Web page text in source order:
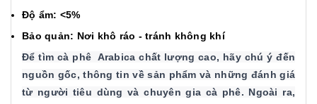
Độ ẩm: <5%
Bảo quản: Nơi khô ráo - tránh không khí
Để tìm cà phê Arabica chất lượng cao, hãy chú ý đến
nguồn gốc, thông tin về sản phẩm và những đánh giá
từ người tiêu dùng và chuyên gia cà phê. Ngoài ra,